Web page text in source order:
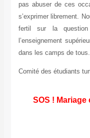
pas abuser de ces
s’exprimer librement.
fertil sur la
l’enseignement
dans les camps de
Comité des étudiants
SOS !